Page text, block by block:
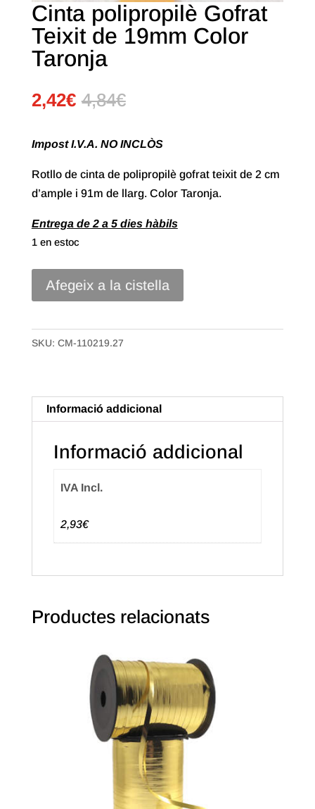
Cinta polipropilè Gofrat
Teixit de 19mm Color
Taronja
2,42€ 4,84€
Impost I.V.A. NO INCLÒS
Rotllo de cinta de polipropilè gofrat teixit de 2 cm
d’ample i 91m de llarg. Color Taronja.
Entrega de 2 a 5 dies hàbils
1 en estoc
quantitat
19mm
Taronja
Afegeix a la cistella
SKU: CM-110219.27
Informació addicional
Informació addicional
IVA Incl.
2,93€
Productes relacionats